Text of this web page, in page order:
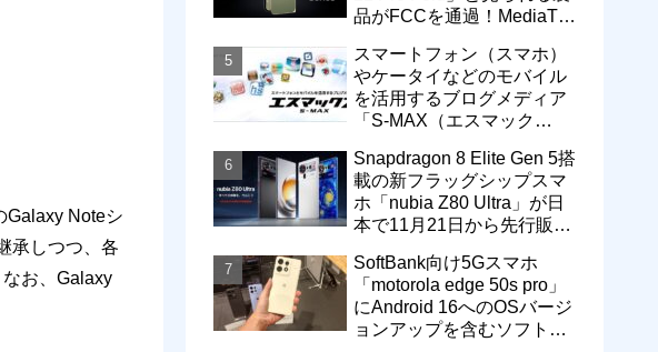
Galaxy Noteシ
承しつつ、各
お、Galaxy
品がFCCを通過！MediaTek
スマートフォン（スマホ）
やケータイなどのモバイル
を活用するブログメディア
「S-MAX（エスマック
Snapdragon 8 Elite Gen 5搭
載の新フラッグシップスマ
ホ「nubia Z80 Ultra」が日
本で11月21日から先行販
SoftBank向け5Gスマホ
「motorola edge 50s pro」
にAndroid 16へのOSバージ
ョンアップを含むソフトウ